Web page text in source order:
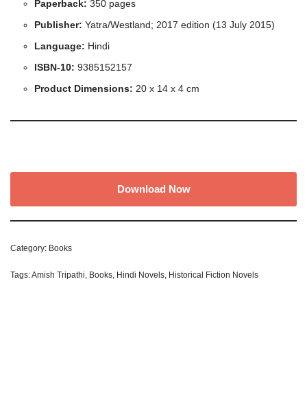
Paperback: 350 pages
Publisher: Yatra/Westland; 2017 edition (13 July 2015)
Language: Hindi
ISBN-10: 9385152157
Product Dimensions: 20 x 14 x 4 cm
Download Now
Category: Books
Tags:Amish Tripathi, Books, Hindi Novels, Historical Fiction Novels